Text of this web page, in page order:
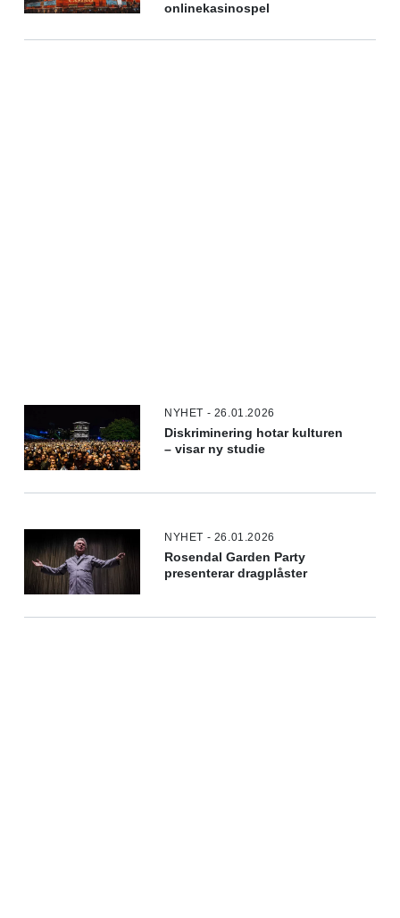
onlinekasinospel
NYHET - 26.01.2026
Diskriminering hotar kulturen
– visar ny studie
NYHET - 26.01.2026
Rosendal Garden Party
presenterar dragplåster